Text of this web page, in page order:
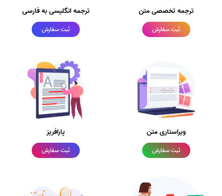
ترجمه تخصصی متن
ثبت سفارش
ترجمه انگلیسی به فارسی
ثبت سفارش
ویراستاری متن
ثبت سفارش
پارافریز
ثبت سفارش